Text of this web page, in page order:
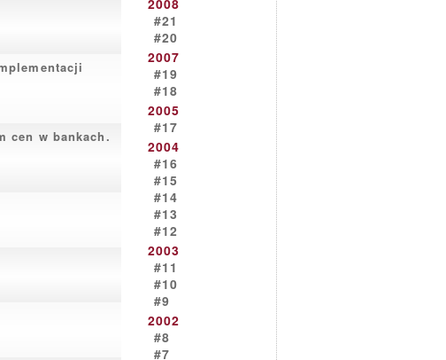
cen w bankach.
2008
#21
#20
2007
#19
#18
2005
#17
2004
#16
#15
#14
#13
#12
2003
#11
#10
#9
2002
#8
#7